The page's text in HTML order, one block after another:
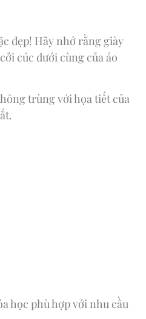
đẹp! Hãy nhớ rằng giày
cúc dưới cùng của áo
trùng với họa tiết của
học phù hợp với nhu cầu